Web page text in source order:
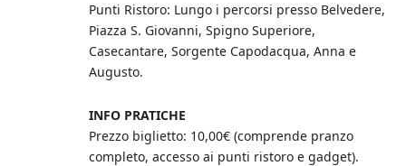
Punti Ristoro: Lungo i percorsi presso Belvedere,
Piazza S. Giovanni, Spigno Superiore,
Casecantare, Sorgente Capodacqua, Anna e
Augusto.
INFO PRATICHE
Prezzo biglietto: 10,00€ (comprende pranzo
completo, accesso ai punti ristoro e gadget).